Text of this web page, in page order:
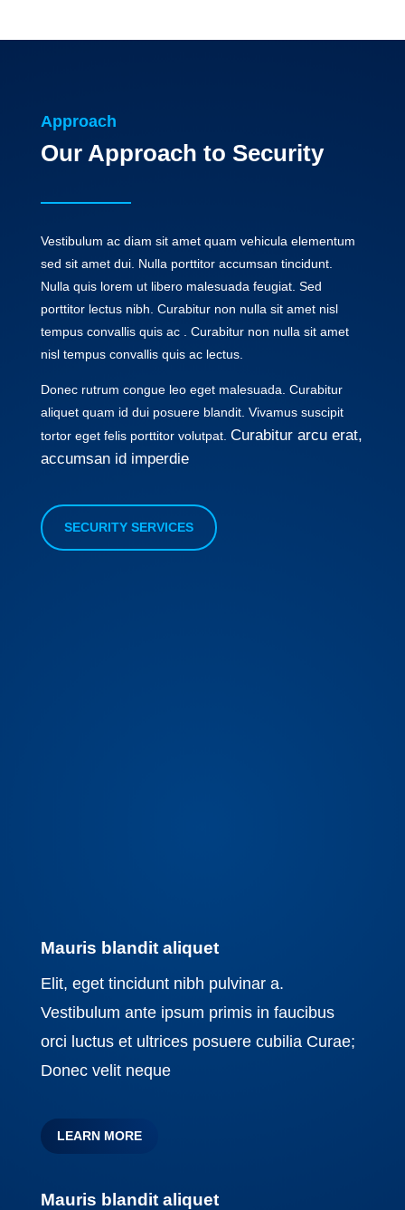
Approach
Our Approach to Security
Vestibulum ac diam sit amet quam vehicula elementum
sed sit amet dui. Nulla porttitor accumsan tincidunt.
Nulla quis lorem ut libero malesuada feugiat. Sed
porttitor lectus nibh. Curabitur non nulla sit amet nisl
tempus convallis quis ac . Curabitur non nulla sit amet
nisl tempus convallis quis ac lectus.
Donec rutrum congue leo eget malesuada. Curabitur
aliquet quam id dui posuere blandit. Vivamus suscipit
tortor eget felis porttitor volutpat. Curabitur arcu erat,
accumsan id imperdie
SECURITY SERVICES
Mauris blandit aliquet
Elit, eget tincidunt nibh pulvinar a.
Vestibulum ante ipsum primis in faucibus
orci luctus et ultrices posuere cubilia Curae;
Donec velit neque
LEARN MORE
Mauris blandit aliquet